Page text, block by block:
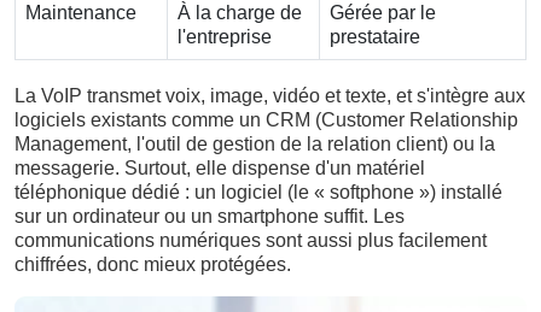
Maintenance
À la charge de
l'entreprise
Gérée par le
prestataire
La VoIP transmet voix, image, vidéo et texte, et s'intègre aux
logiciels existants comme un CRM (Customer Relationship
Management, l'outil de gestion de la relation client) ou la
messagerie. Surtout, elle dispense d'un matériel
téléphonique dédié : un logiciel (le « softphone ») installé
sur un ordinateur ou un smartphone suffit. Les
communications numériques sont aussi plus facilement
chiffrées, donc mieux protégées.